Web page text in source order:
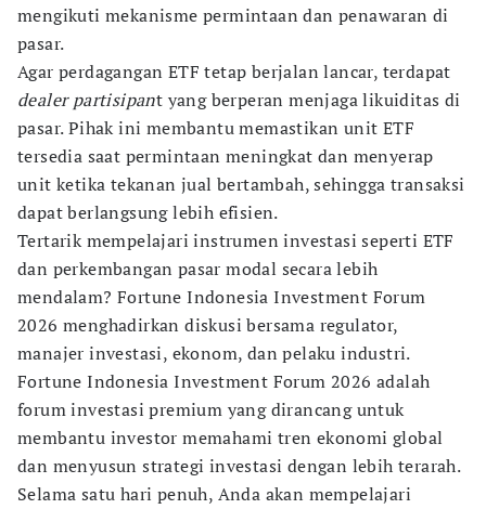
mengikuti mekanisme permintaan dan penawaran di
pasar.
Agar perdagangan ETF tetap berjalan lancar, terdapat
dealer partisipant yang berperan menjaga likuiditas di
pasar. Pihak ini membantu memastikan unit ETF
tersedia saat permintaan meningkat dan menyerap
unit ketika tekanan jual bertambah, sehingga transaksi
dapat berlangsung lebih efisien.
Tertarik mempelajari instrumen investasi seperti ETF
dan perkembangan pasar modal secara lebih
mendalam? Fortune Indonesia Investment Forum
2026 menghadirkan diskusi bersama regulator,
manajer investasi, ekonom, dan pelaku industri.
Fortune Indonesia Investment Forum 2026 adalah
forum investasi premium yang dirancang untuk
membantu investor memahami tren ekonomi global
dan menyusun strategi investasi dengan lebih terarah.
Selama satu hari penuh, Anda akan mempelajari